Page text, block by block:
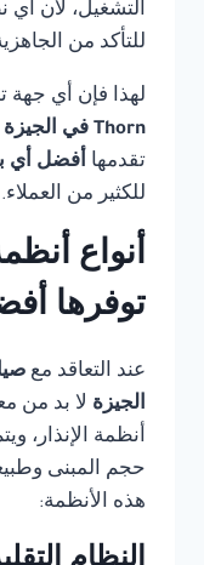
التشغيل، لأن أي
للتأكد من
لهذا فإن أي
Thorn في الجيزة
تقدمها أفضل أي
للكثير من العملاء.
أنواع
توفرها
عند التعاقد مع
الجيزة لا بد من
أنظمة الإنذار،
حجم المبنى
هذه الأنظمة: